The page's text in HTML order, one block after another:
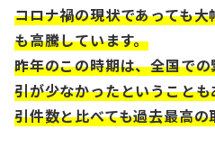
コロナ禍の現状であっても
も高騰しています。
昨年のこの時期は、全国で
引が少なかったということ
引件数と比べても過去最高